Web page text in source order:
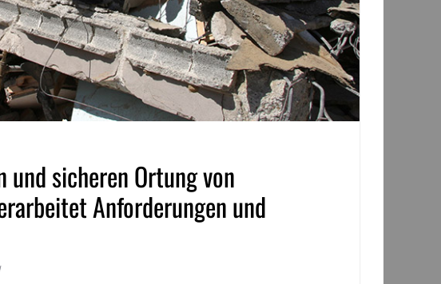
und sicheren Ortung von
Anforderungen und